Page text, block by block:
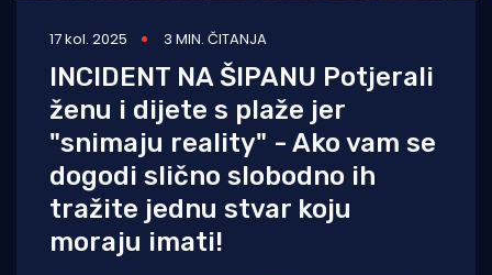
17 kol. 2025 3 MIN. ČITANJA
INCIDENT NA ŠIPANU Potjerali
ženu i dijete s plaže jer
"snimaju reality" - Ako vam se
dogodi slično slobodno ih
tražite jednu stvar koju
moraju imati!